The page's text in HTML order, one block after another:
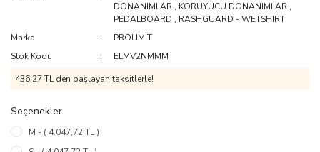
DONANIMLAR , KORUYUCU DONANIMLAR ,
PEDALBOARD , RASHGUARD - WETSHIRT
Marka
PROLIMIT
Stok Kodu
ELMV2NMMM
436,27 TL den başlayan taksitlerle!
Seçenekler
M - ( 4.047,72 TL )